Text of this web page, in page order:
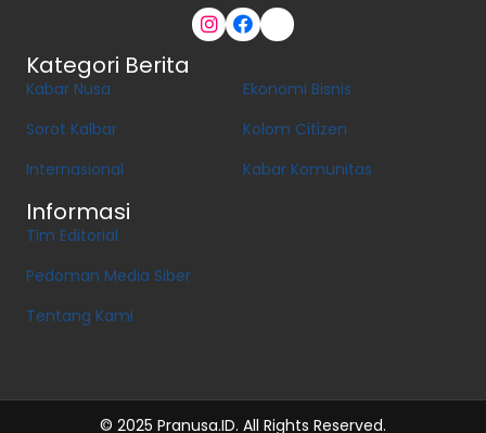
Kategori Berita
Kabar Nusa
Sorot Kalbar
Internasional
Ekonomi Bisnis
Kolom Citizen
Kabar Komunitas
Informasi
Tim Editorial
Pedoman Media Siber
Tentang Kami
© 2025 Pranusa.ID. All Rights Reserved.